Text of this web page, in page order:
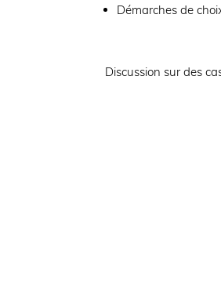
Démarches de
Discussion sur des